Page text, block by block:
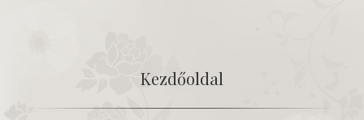
Kezdőoldal